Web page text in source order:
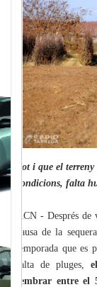
Tot i que el
condicions, falta
ACN - Després de
causa de la
temporada que
falta de pluges,
sembrar entre